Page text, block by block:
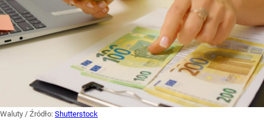
Waluty / Źródło: Shutterstock